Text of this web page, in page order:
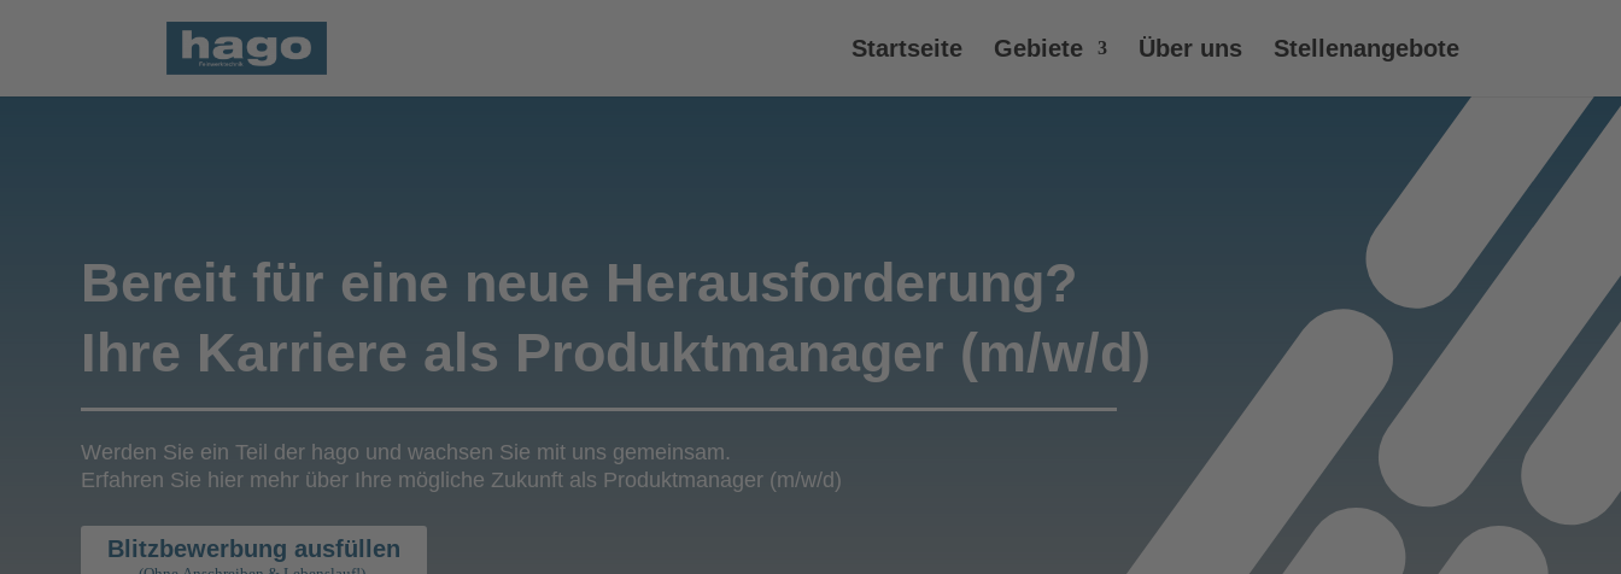
Startseite Gebiete Über uns Stellenangebote
Bereit für eine neue Herausforderung?
Ihre Karriere als Produktmanager (m/w/d)
Werden Sie ein Teil der hago und wachsen Sie mit uns gemeinsam.
Erfahren Sie hier mehr über Ihre mögliche Zukunft als Produktmanager (m/w/d)
Blitzbewerbung ausfüllen